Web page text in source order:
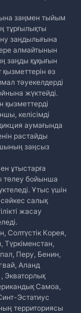
заңмен тыйым
тұрғылықты
заңдылығына
алмайтынын
заңды құқығын
өз
тәуекелдерді
жүктейді.
келісімді
аумағында
растайды
заңсыз
ұтыстарға
төлеу бойынша
Ұтыс үшін
салық
жасау
Солтүстік Корея,
Перу, Бенин,
Аланд
Экваторлық
Самоа,
Эстатиус
территориясы